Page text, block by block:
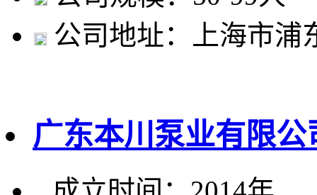
公司地址：上海市浦
广东本川泵业有限公